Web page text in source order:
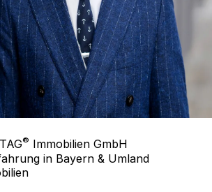
® Immobilien GmbH
in Bayern & Umland